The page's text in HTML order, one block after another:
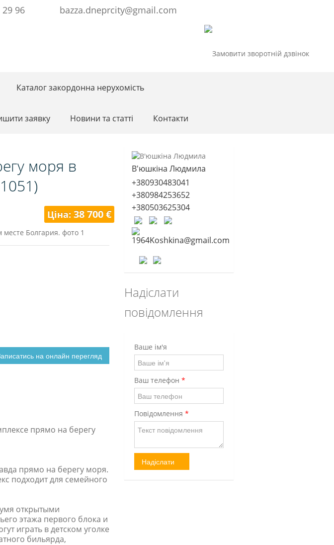
29 96 bazza.dneprcity@gmail.com
Каталог закордонна нерухомість
заявку Новини та статті Контакти
моря в
Ціна: 38 700 €
прямо на берегу
прямо на берегу моря.
подходит для семейного
открытыми
этажа первого блока и
играть в детском уголке
бильярда,
В'юшкіна Людмила
+380930483041
+380984253652
+380503625304
1964Koshkina@gmail.com
Надіслати
повідомлення
Ваше ім'я
Ваш телефон *
Повідомлення *